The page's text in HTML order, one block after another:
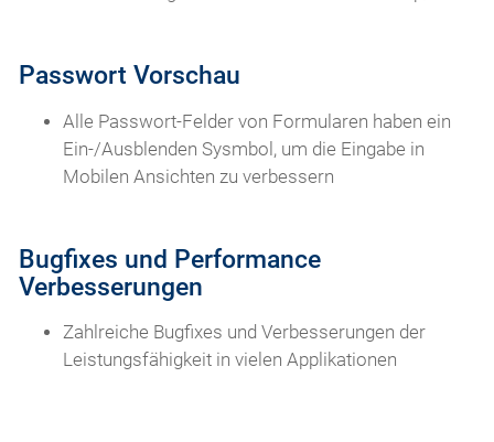
Passwort Vorschau
Alle Passwort-Felder von Formularen haben ein
Ein-/Ausblenden Sysmbol, um die Eingabe in
Mobilen Ansichten zu verbessern
Bugfixes und Performance
Verbesserungen
Zahlreiche Bugfixes und Verbesserungen der
Leistungsfähigkeit in vielen Applikationen